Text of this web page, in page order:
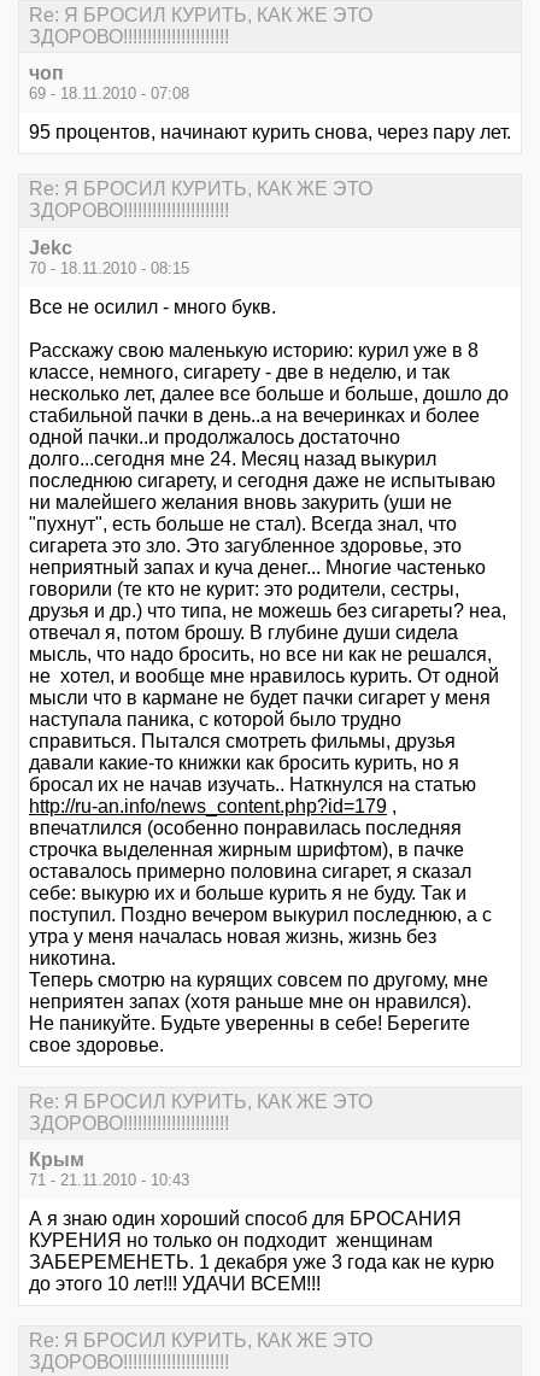
Re: Я БРОСИЛ КУРИТЬ, КАК ЖЕ ЭТО
ЗДОРОВО!!!!!!!!!!!!!!!!!!!!!!
чоп
69 - 18.11.2010 - 07:08
95 процентов, начинают курить снова, через пару лет.
Re: Я БРОСИЛ КУРИТЬ, КАК ЖЕ ЭТО
ЗДОРОВО!!!!!!!!!!!!!!!!!!!!!!
Jekc
70 - 18.11.2010 - 08:15
Все не осилил - много букв.
Расскажу свою маленькую историю: курил уже в 8
классе, немного, сигарету - две в неделю, и так
несколько лет, далее все больше и больше, дошло до
стабильной пачки в день..а на вечеринках и более
одной пачки..и продолжалось достаточно
долго...сегодня мне 24. Месяц назад выкурил
последнюю сигарету, и сегодня даже не испытываю
ни малейшего желания вновь закурить (уши не
"пухнут", есть больше не стал). Всегда знал, что
сигарета это зло. Это загубленное здоровье, это
неприятный запах и куча денег... Многие частенько
говорили (те кто не курит: это родители, сестры,
друзья и др.) что типа, не можешь без сигареты? неа,
отвечал я, потом брошу. В глубине души сидела
мысль, что надо бросить, но все ни как не решался,
не хотел, и вообще мне нравилось курить. От одной
мысли что в кармане не будет пачки сигарет у меня
наступала паника, с которой было трудно
справиться. Пытался смотреть фильмы, друзья
давали какие-то книжки как бросить курить, но я
бросал их не начав изучать.. Наткнулся на статью
http://ru-an.info/news_content.php?id=179 ,
впечатлился (особенно понравилась последняя
строчка выделенная жирным шрифтом), в пачке
оставалось примерно половина сигарет, я сказал
себе: выкурю их и больше курить я не буду. Так и
поступил. Поздно вечером выкурил последнюю, а с
утра у меня началась новая жизнь, жизнь без
никотина.
Теперь смотрю на курящих совсем по другому, мне
неприятен запах (хотя раньше мне он нравился).
Не паникуйте. Будьте уверенны в себе! Берегите
свое здоровье.
Re: Я БРОСИЛ КУРИТЬ, КАК ЖЕ ЭТО
ЗДОРОВО!!!!!!!!!!!!!!!!!!!!!!
Крым
71 - 21.11.2010 - 10:43
А я знаю один хороший способ для БРОСАНИЯ
КУРЕНИЯ но только он подходит женщинам
ЗАБЕРЕМЕНЕТЬ. 1 декабря уже 3 года как не курю
до этого 10 лет!!! УДАЧИ ВСЕМ!!!
Re: Я БРОСИЛ КУРИТЬ, КАК ЖЕ ЭТО
ЗДОРОВО!!!!!!!!!!!!!!!!!!!!!!